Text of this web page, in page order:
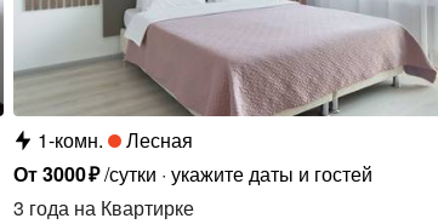
1-комн.
Лесная
От3000₽/сутки укажите даты и гостей
3 года на Квартирке